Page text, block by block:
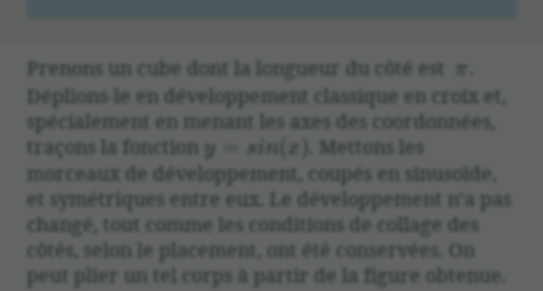
Prenons un cube dont la longueur du côté est \pi
π
Déplions-le en dévelop­pe­ment clas­sique en croix et,
spéciale­ment en menant les axes des coor­données,
traçons la fonc­tion y=sin(x)
y s in x
. Mettons les
morceaux de dévelop­pe­ment, coupés en sinusoïde,
et symétriques entre eux. Le dévelop­pe­ment n’a pas
changé, tout comme les condi­tions de collage des
côtés, selon le place­ment, ont été conservées. On
peut plier un tel corps à partir de la figure obtenue.